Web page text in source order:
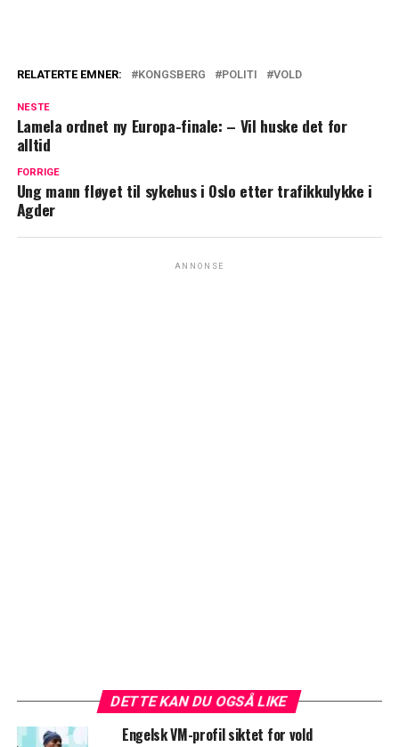
RELATERTE EMNER: KONGSBERG POLITI VOLD
NESTE
Lamela ordnet ny Europa-finale: – Vil huske det for
alltid
FORRIGE
Ung mann fløyet til sykehus i Oslo etter trafikkulykke i
Agder
ANNONSE
DETTE KAN DU OGSÅ LIKE
Engelsk VM-profil siktet for vold